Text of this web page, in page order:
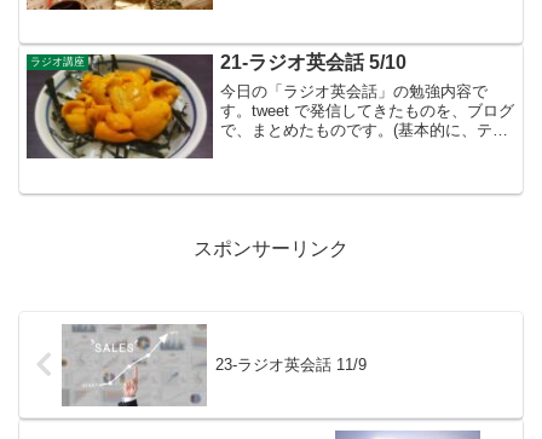
107 ...
ラジオ講座 21-ラジオ英会話 5/10
今日の「ラジオ英会話」の勉強内容で
す。tweet で発信してきたものを、ブログ
で、まとめたものです。(基本的に、テキ
スポンサーリンク
23-ラジオ英会話 11/9